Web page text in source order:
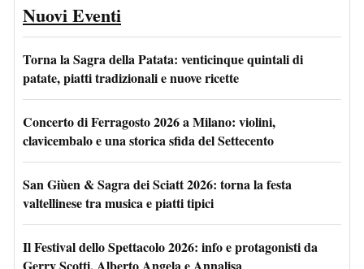
Nuovi Eventi
Torna la Sagra della Patata: venticinque quintali di
patate, piatti tradizionali e nuove ricette
Concerto di Ferragosto 2026 a Milano: violini,
clavicembalo e una storica sfida del Settecento
San Giùen & Sagra dei Sciatt 2026: torna la festa
valtellinese tra musica e piatti tipici
Il Festival dello Spettacolo 2026: info e protagonisti da